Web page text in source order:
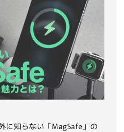
に知らない「MagSafe」の